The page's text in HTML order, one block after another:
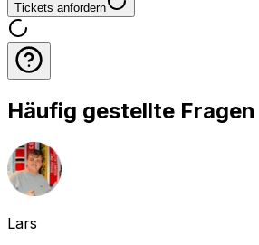
Tickets anfordern
Häufig gestellte Fragen
Lars